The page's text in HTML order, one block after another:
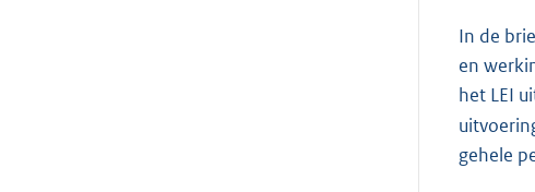
In de
en
het LEI
gehele